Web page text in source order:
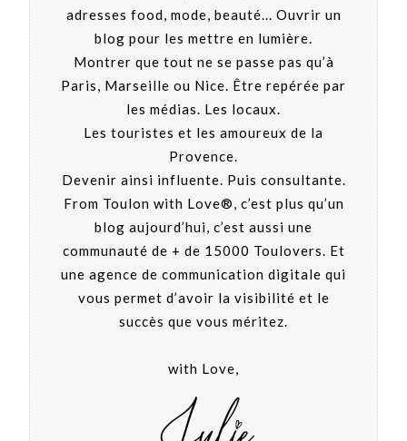
adresses food, mode, beauté... Ouvrir un
blog pour les mettre en lumière.
Montrer que tout ne se passe pas qu’à
Paris, Marseille ou Nice. Être repérée par
les médias. Les locaux.
Les touristes et les amoureux de la
Provence.
Devenir ainsi influente. Puis consultante.
From Toulon with Love®, c’est plus qu’un
blog aujourd’hui, c’est aussi une
communauté de + de 15000 Toulovers. Et
une agence de communication digitale qui
vous permet d’avoir la visibilité et le
succès que vous méritez.
with Love,